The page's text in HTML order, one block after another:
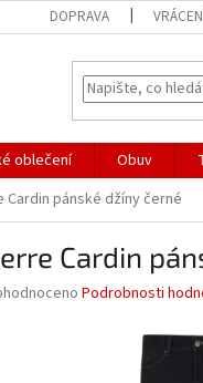
DOPRAVA
oblečení Obuv
Cardin pánské džíny černé
Cardin
Podrobnosti